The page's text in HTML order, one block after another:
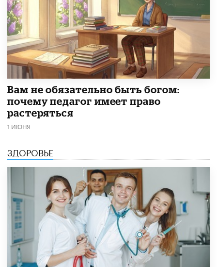
​Вам не обязательно быть богом:
почему педагог имеет право
растеряться
1 ИЮНЯ
ЗДОРОВЬЕ